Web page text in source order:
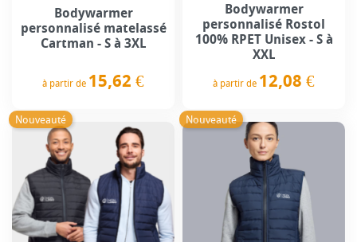
Bodywarmer
personnalisé matelassé
Cartman - S à 3XL
à partir de 15,62 €
Bodywarmer
personnalisé Rostol
100% RPET Unisex - S à
XXL
à partir de 12,08 €
Nouveauté Nouveauté